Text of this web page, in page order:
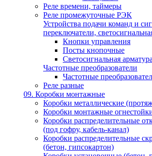
Реле времени, таймеры
Реле промежуточные РЭК
Устройства подачи команд и
переключатели,
Кнопки управления
Посты кнопочные
Светосигнальная арматура
Частотные преобразователи
Частотные
Реле разные
09. Коробки монтажные
Коробки металлические
Коробки монтажные
Коробки распределительные
(под гофру, кабель-канал)
Коробки распределительные
(бетон, гипсокартон)